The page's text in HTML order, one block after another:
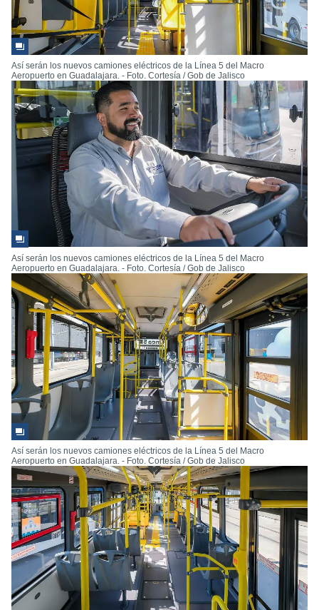
Así serán los nuevos camiones eléctricos de la Línea 5 del Macro
Aeropuerto en Guadalajara. - Foto. Cortesía / Gob de Jalisco
Así serán los nuevos camiones eléctricos de la Línea 5 del Macro
Aeropuerto en Guadalajara. - Foto. Cortesía / Gob de Jalisco
Así serán los nuevos camiones eléctricos de la Línea 5 del Macro
Aeropuerto en Guadalajara. - Foto. Cortesía / Gob de Jalisco